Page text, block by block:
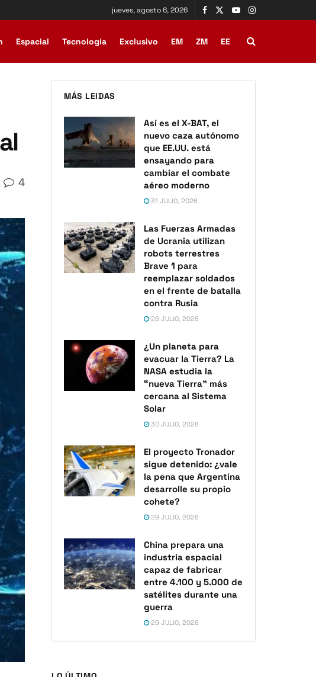
jueves, agosto 6, 2026
Espacial Tecnología Exclusivo EM ZM EE
4
MÁS LEIDAS
Así es el X-BAT, el
nuevo caza autónomo
que EE.UU. está
ensayando para
cambiar el combate
aéreo moderno
31 JULIO, 2026
Las Fuerzas Armadas
de Ucrania utilizan
robots terrestres
Brave 1 para
reemplazar soldados
en el frente de batalla
contra Rusia
28 JULIO, 2026
¿Un planeta para
evacuar la Tierra? La
NASA estudia la
“nueva Tierra” más
cercana al Sistema
Solar
30 JULIO, 2026
El proyecto Tronador
sigue detenido: ¿vale
la pena que Argentina
desarrolle su propio
cohete?
29 JULIO, 2026
China prepara una
industria espacial
capaz de fabricar
entre 4.100 y 5.000 de
satélites durante una
guerra
29 JULIO, 2026